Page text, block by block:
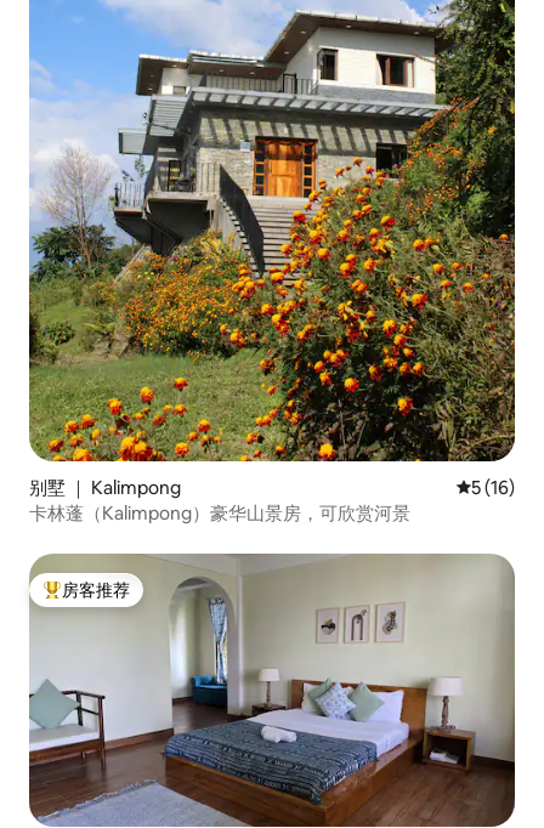
别墅 ｜ Kalimpong 平均评分
5 (16)
卡林蓬（Kalimpong）豪华山景房，可欣赏河景
热门「房客推荐」
房客推荐